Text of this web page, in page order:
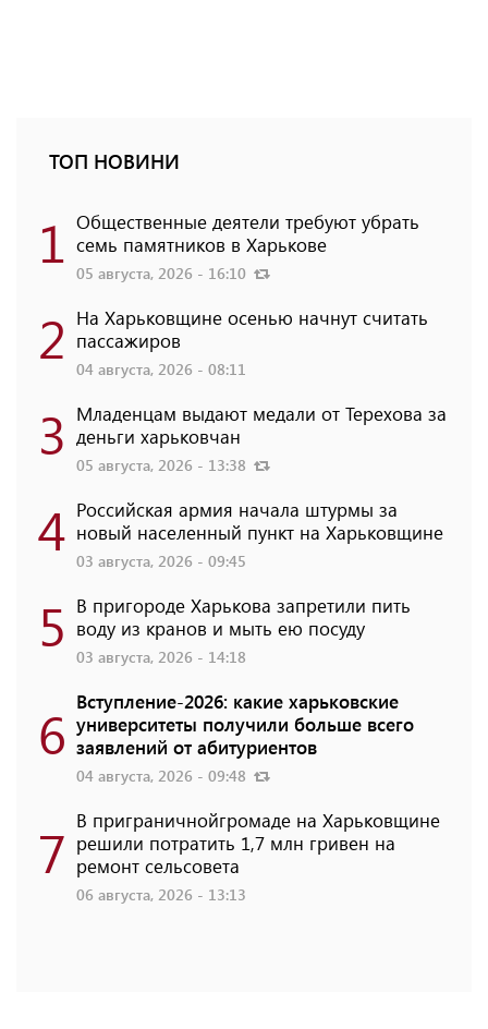
ТОП НОВИНИ
1 Общественные деятели требуют убрать
семь памятников в Харькове
05 августа, 2026 - 16:10
2 На Харьковщине осенью начнут считать
пассажиров
04 августа, 2026 - 08:11
3 Младенцам выдают медали от Терехова за
деньги харьковчан
05 августа, 2026 - 13:38
4 Российская армия начала штурмы за
новый населенный пункт на Харьковщине
03 августа, 2026 - 09:45
5 В пригороде Харькова запретили пить
воду из кранов и мыть ею посуду
03 августа, 2026 - 14:18
6 Вступление-2026: какие харьковские
университеты получили больше всего
заявлений от абитуриентов
04 августа, 2026 - 09:48
7 В приграничнойгромаде на Харьковщине
решили потратить 1,7 млн ​​гривен на
ремонт сельсовета
06 августа, 2026 - 13:13